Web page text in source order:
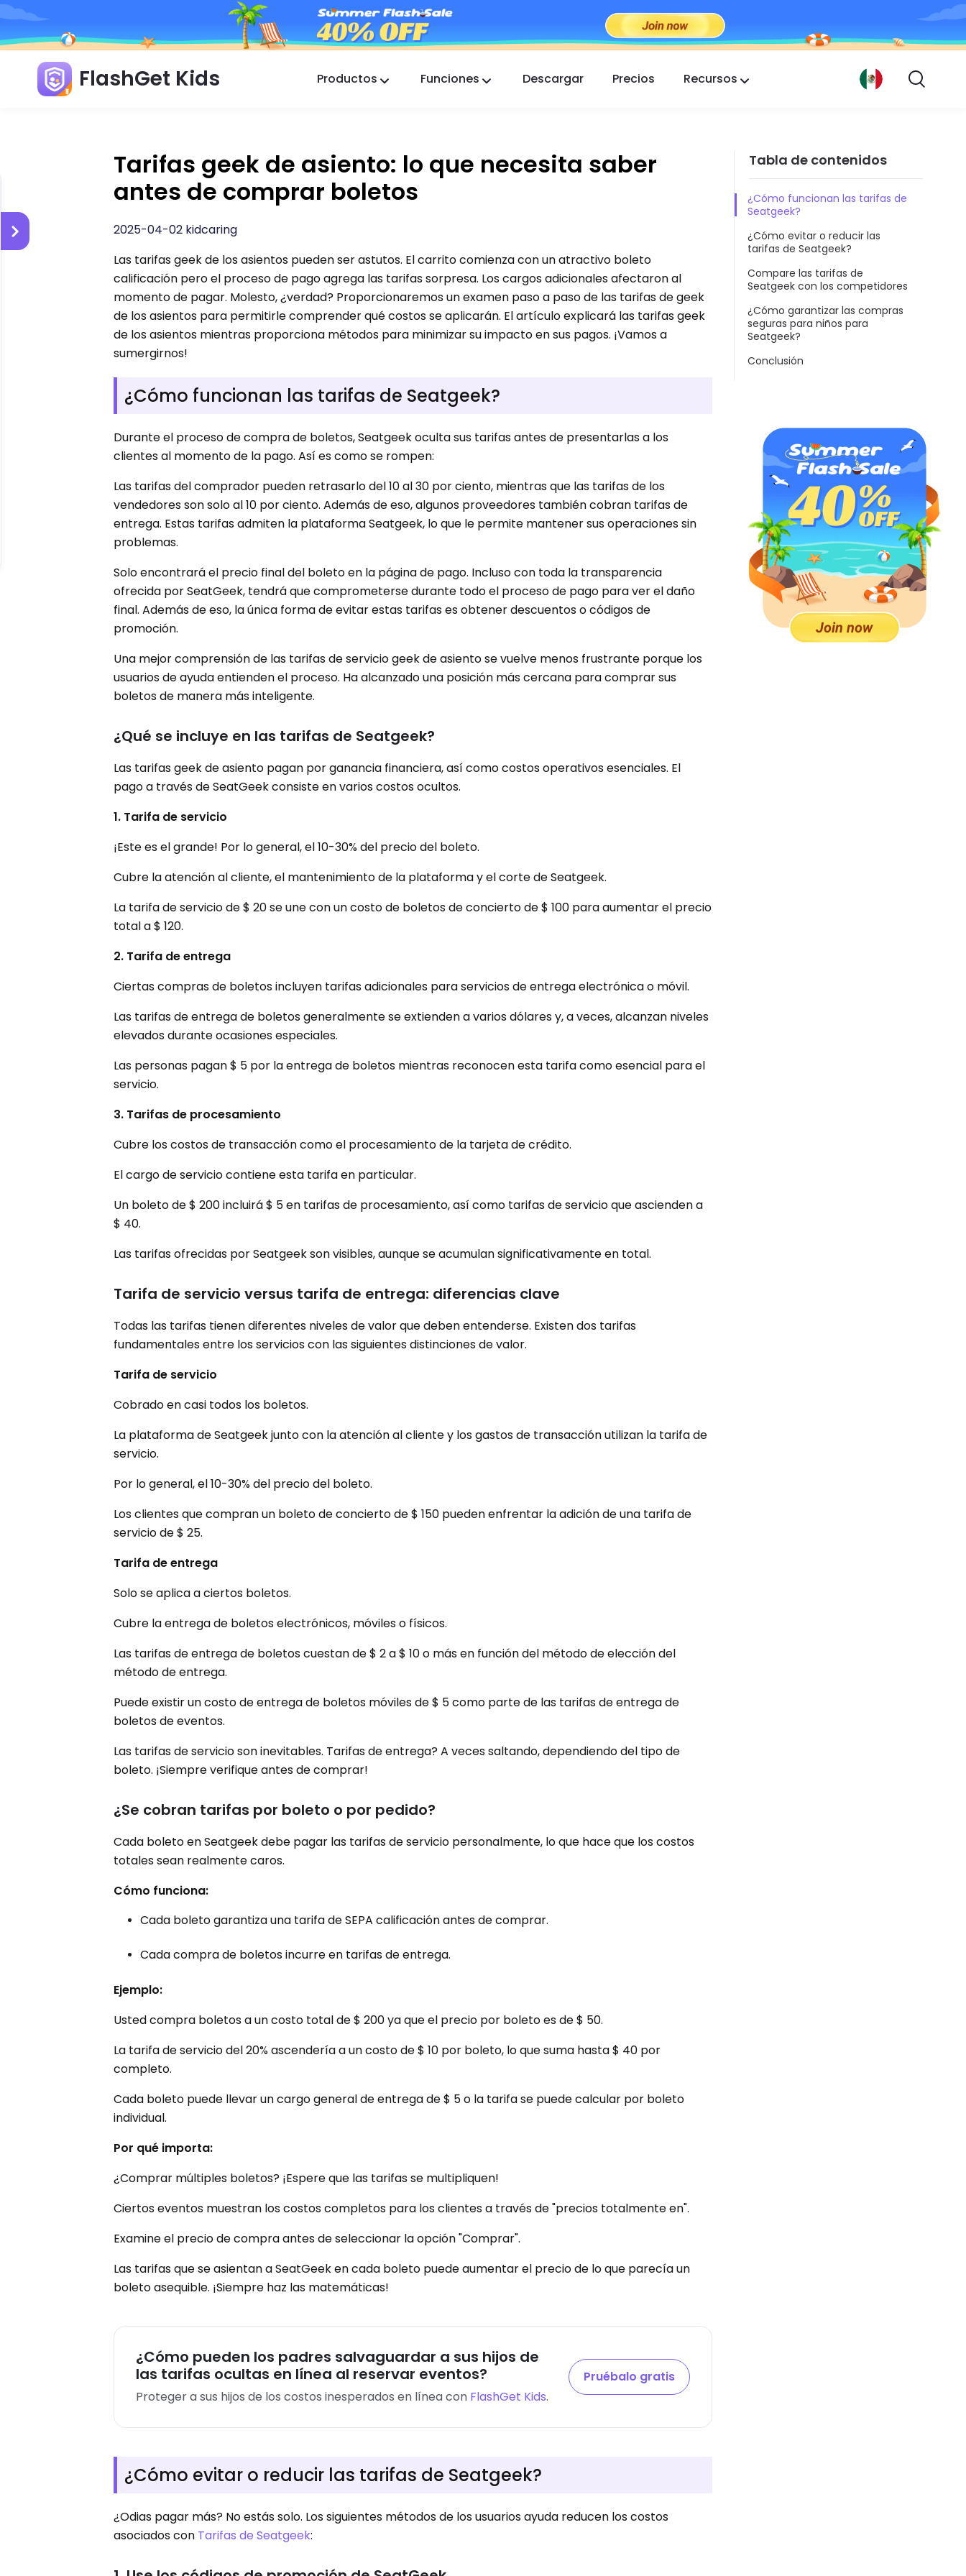
FlashGet Kids Productos
FlashGet Finder
La seguridad antirrobo de tu teléfono, nuestra
responsabilidad.
Funciones Descargar Precios Recursos
Tarifas geek de asiento: lo que necesita saber
antes de comprar boletos
2025-04-02 kidcaring
Las tarifas geek de los asientos pueden ser astutos. El carrito comienza con un atractivo boleto
calificación pero el proceso de pago agrega las tarifas sorpresa. Los cargos adicionales afectaron al
momento de pagar. Molesto, ¿verdad? Proporcionaremos un examen paso a paso de las tarifas de geek
de los asientos para permitirle comprender qué costos se aplicarán. El artículo explicará las tarifas geek
de los asientos mientras proporciona métodos para minimizar su impacto en sus pagos. ¡Vamos a
sumergirnos!
¿Cómo funcionan las tarifas de Seatgeek?
Durante el proceso de compra de boletos, Seatgeek oculta sus tarifas antes de presentarlas a los
clientes al momento de la pago. Así es como se rompen:
Las tarifas del comprador pueden retrasarlo del 10 al 30 por ciento, mientras que las tarifas de los
vendedores son solo al 10 por ciento. Además de eso, algunos proveedores también cobran tarifas de
entrega. Estas tarifas admiten la plataforma Seatgeek, lo que le permite mantener sus operaciones sin
problemas.
Solo encontrará el precio final del boleto en la página de pago. Incluso con toda la transparencia
ofrecida por SeatGeek, tendrá que comprometerse durante todo el proceso de pago para ver el daño
final. Además de eso, la única forma de evitar estas tarifas es obtener descuentos o códigos de
promoción.
Una mejor comprensión de las tarifas de servicio geek de asiento se vuelve menos frustrante porque los
usuarios de ayuda entienden el proceso. Ha alcanzado una posición más cercana para comprar sus
boletos de manera más inteligente.
¿Qué se incluye en las tarifas de Seatgeek?
Las tarifas geek de asiento pagan por ganancia financiera, así como costos operativos esenciales. El
pago a través de SeatGeek consiste en varios costos ocultos.
1. Tarifa de servicio
¡Este es el grande! Por lo general, el 10-30% del precio del boleto.
Cubre la atención al cliente, el mantenimiento de la plataforma y el corte de Seatgeek.
La tarifa de servicio de $ 20 se une con un costo de boletos de concierto de $ 100 para aumentar el precio
total a $ 120.
2. Tarifa de entrega
Ciertas compras de boletos incluyen tarifas adicionales para servicios de entrega electrónica o móvil.
Las tarifas de entrega de boletos generalmente se extienden a varios dólares y, a veces, alcanzan niveles
elevados durante ocasiones especiales.
Las personas pagan $ 5 por la entrega de boletos mientras reconocen esta tarifa como esencial para el
servicio.
3. Tarifas de procesamiento
Cubre los costos de transacción como el procesamiento de la tarjeta de crédito.
El cargo de servicio contiene esta tarifa en particular.
Un boleto de $ 200 incluirá $ 5 en tarifas de procesamiento, así como tarifas de servicio que ascienden a
$ 40.
Las tarifas ofrecidas por Seatgeek son visibles, aunque se acumulan significativamente en total.
Tarifa de servicio versus tarifa de entrega: diferencias clave
Todas las tarifas tienen diferentes niveles de valor que deben entenderse. Existen dos tarifas
fundamentales entre los servicios con las siguientes distinciones de valor.
Tarifa de servicio
Cobrado en casi todos los boletos.
La plataforma de Seatgeek junto con la atención al cliente y los gastos de transacción utilizan la tarifa de
servicio.
Por lo general, el 10-30% del precio del boleto.
Los clientes que compran un boleto de concierto de $ 150 pueden enfrentar la adición de una tarifa de
servicio de $ 25.
Tarifa de entrega
Solo se aplica a ciertos boletos.
Cubre la entrega de boletos electrónicos, móviles o físicos.
Las tarifas de entrega de boletos cuestan de $ 2 a $ 10 o más en función del método de elección del
método de entrega.
Puede existir un costo de entrega de boletos móviles de $ 5 como parte de las tarifas de entrega de
boletos de eventos.
Las tarifas de servicio son inevitables. Tarifas de entrega? A veces saltando, dependiendo del tipo de
boleto. ¡Siempre verifique antes de comprar!
¿Se cobran tarifas por boleto o por pedido?
Cada boleto en Seatgeek debe pagar las tarifas de servicio personalmente, lo que hace que los costos
totales sean realmente caros.
Cómo funciona:
Cada boleto garantiza una tarifa de SEPA calificación antes de comprar.
Cada compra de boletos incurre en tarifas de entrega.
Ejemplo:
Usted compra boletos a un costo total de $ 200 ya que el precio por boleto es de $ 50.
La tarifa de servicio del 20% ascendería a un costo de $ 10 por boleto, lo que suma hasta $ 40 por
completo.
Cada boleto puede llevar un cargo general de entrega de $ 5 o la tarifa se puede calcular por boleto
individual.
Por qué importa:
¿Comprar múltiples boletos? ¡Espere que las tarifas se multipliquen!
Ciertos eventos muestran los costos completos para los clientes a través de "precios totalmente en".
Examine el precio de compra antes de seleccionar la opción "Comprar".
Las tarifas que se asientan a SeatGeek en cada boleto puede aumentar el precio de lo que parecía un
boleto asequible. ¡Siempre haz las matemáticas!
¿Cómo pueden los padres salvaguardar a sus hijos de
las tarifas ocultas en línea al reservar eventos?
Proteger a sus hijos de los costos inesperados en línea con FlashGet Kids.
Pruébalo gratis
¿Cómo evitar o reducir las tarifas de Seatgeek?
¿Odias pagar más? No estás solo. Los siguientes métodos de los usuarios ayuda reducen los costos
asociados con Tarifas de Seatgeek:
Tabla de contenidos
¿Cómo funcionan las tarifas de
Seatgeek?
¿Cómo evitar o reducir las
tarifas de Seatgeek?
Compare las tarifas de
Seatgeek con los competidores
¿Cómo garantizar las compras
seguras para niños para
Seatgeek?
Conclusión